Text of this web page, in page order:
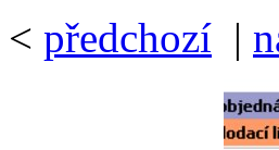
< předchozí |